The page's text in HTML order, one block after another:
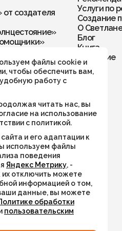
от создателя
дом
Услуги по
Создание
О
Блог
Книга
Обучение
файлы cookie и
чтобы обеспечить вам,
работу с
читать нас, вы
на использование
с политикой.
и его адаптации к
используем файлы
поведения
Яндекс Метрику, -
отключить можете
информацией о том,
данные, вы можете
обработки
пользовательским